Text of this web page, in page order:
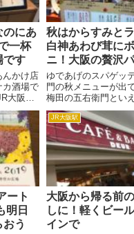
のにあ
一杯
です
んかけ店
カ酒場で
大阪駅
乗る前
うどい
気にな
り。 こ
けをい...
秋はからすみと
白神あわび茸に
ニ！大阪の贅沢
ちら！
ゆであげのスパゲッ
門の秋メニューが出
梅田の五右衛門とい
阪駅の構内にありま
ねこ カッテージチー
本からすみのクリー
りラクレットとモッ
ズのミートソース、
ート
明日
う
JR大阪駅
大阪から帰る前
しに！軽くビー
インで